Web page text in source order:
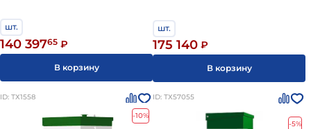
шт.
140 39765 ₽
В корзину
шт.
175 140 ₽
В корзину
ID: ТХ1558
-10%
ID: ТХ57055
-5%